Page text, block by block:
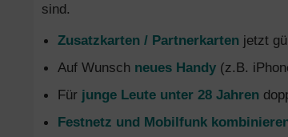
sind.
Zusatzkarten / Partnerkarten jetzt
Auf Wunsch neues Handy (z.B.
Für junge Leute unter 28 Jahren
Festnetz und Mobilfunk